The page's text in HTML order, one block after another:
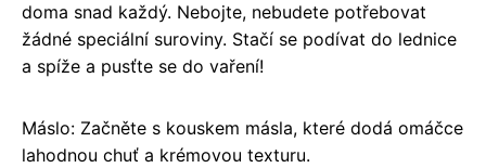
doma snad každý. Nebojte, nebudete potřebovat
žádné speciální suroviny. Stačí se podívat do lednice
a spíže a pusťte se do vaření!
Máslo: Začněte s kouskem másla, které dodá omáčce
lahodnou chuť a krémovou texturu.